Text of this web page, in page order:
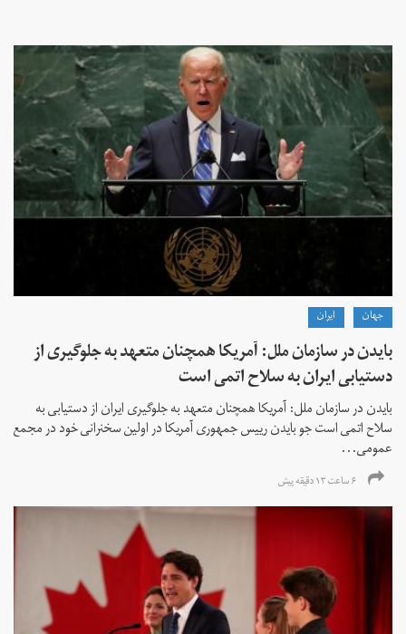
جهان ايران
بایدن در سازمان ملل: آمریکا همچنان متعهد به جلوگیری از
دستیابی ایران به سلاح اتمی است
بایدن در سازمان ملل: آمریکا همچنان متعهد به جلوگیری ایران از دستیابی به
سلاح اتمی است جو بایدن رییس جمهوری آمریکا در اولین سخنرانی خود در مجمع
عمومی...
۶ ساعت ۱۳ دقیقه پیش